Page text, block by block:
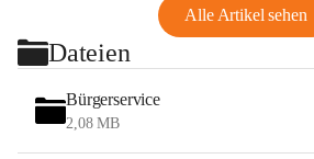
Alle Artikel sehen
Dateien
Bürgerservice
2,08 MB